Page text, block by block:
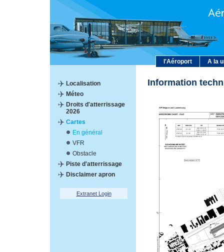
l'Aéroport A la
Localisation
Méteo
Droits d'atterrissage
2026
Cartes
En général
VFR
Obstacle
Piste d'atterrissage
Disclaimer apron
Extranet Login
Information